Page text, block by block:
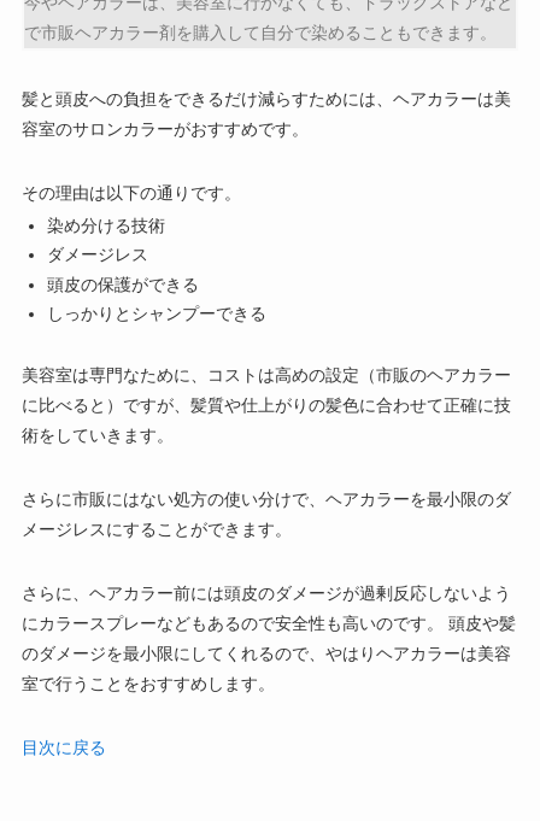
で市販ヘアカラー剤を購入して自分で染めることもできます。
髪と頭皮への負担をできるだけ減らすためには、ヘアカラーは美
容室のサロンカラーがおすすめです。
その理由は以下の通りです。
染め分ける技術
ダメージレス
頭皮の保護ができる
しっかりとシャンプーできる
美容室は専門なために、コストは高めの設定（市販のヘアカラー
に比べると）ですが、髪質や仕上がりの髪色に合わせて正確に技
術をしていきます。
さらに市販にはない処方の使い分けで、ヘアカラーを最小限のダ
メージレスにすることができます。
さらに、ヘアカラー前には頭皮のダメージが過剰反応しないよう
にカラースプレーなどもあるので安全性も高いのです。 頭皮や髪
のダメージを最小限にしてくれるので、やはりヘアカラーは美容
室で行うことをおすすめします。
目次に戻る